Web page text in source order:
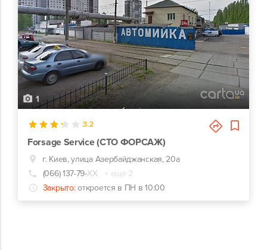
1
3.2
Forsage Service (СТО ФОРСАЖ)
г. Киев, улица Азербайджанская, 20а
(066) 137-79-ХХ
+ еще 2
Закрыто: откроется в ПН в 10:00